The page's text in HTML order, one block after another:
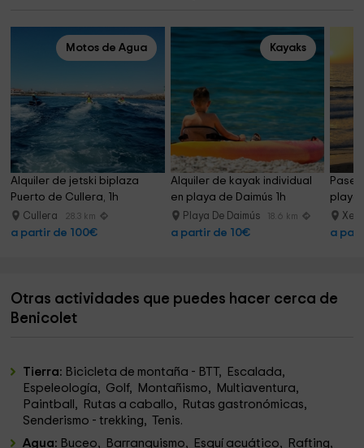
Motos de Agua
Alquiler de jetski biplaza
Puerto de Cullera, 1h
Cullera 28.3 km
a partir de 100€
Kayaks
Alquiler de kayak individual
en playa de Daimús 1h
Playa De Daimús 18.6 km
a partir de 10€
playa
a
Otras actividades que puedes hacer cerca de
Benicolet
Tierra: Bicicleta de montaña - BTT, Escalada,
Espeleología, Golf, Montañismo, Multiaventura,
Paintball, Rutas a caballo, Rutas gastronómicas,
Senderismo - trekking, Tenis.
Agua: Buceo, Barranquismo, Esquí acuático, Rafting,